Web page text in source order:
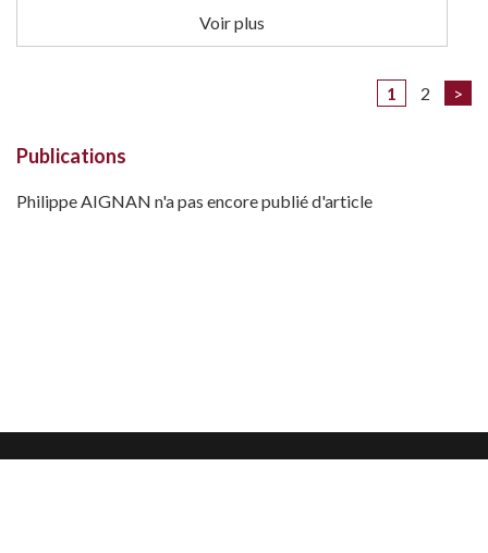
Voir plus
1 2 >
Publications
Philippe AIGNAN n'a pas encore publié d'article
Mentions légales